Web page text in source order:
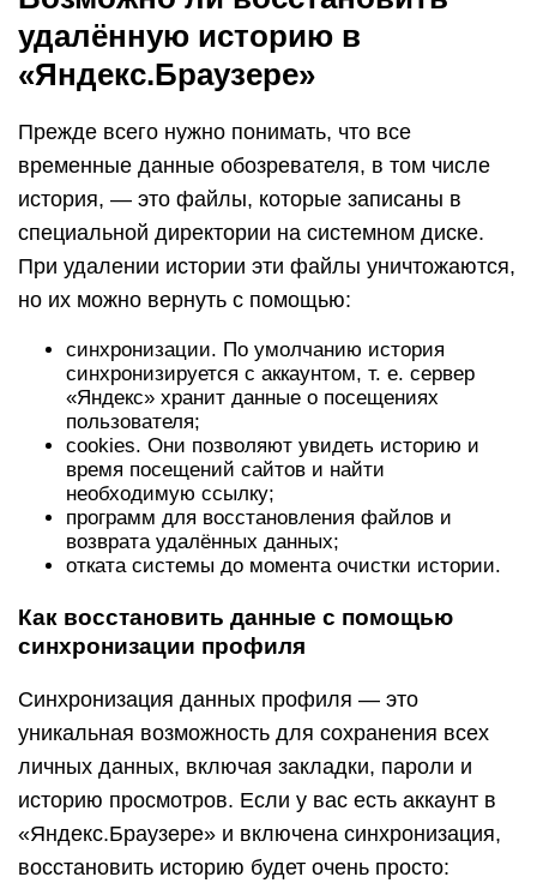
удалённую историю в
«Яндекс.Браузере»
Прежде всего нужно понимать, что все
временные данные обозревателя, в том числе
история, — это файлы, которые записаны в
специальной директории на системном диске.
При удалении истории эти файлы уничтожаются,
но их можно вернуть с помощью:
синхронизации. По умолчанию история
синхронизируется с аккаунтом, т. е. сервер
«Яндекс» хранит данные о посещениях
пользователя;
cookies. Они позволяют увидеть историю и
время посещений сайтов и найти
необходимую ссылку;
программ для восстановления файлов и
возврата удалённых данных;
отката системы до момента очистки истории.
Как восстановить данные с помощью
синхронизации профиля
Синхронизация данных профиля — это
уникальная возможность для сохранения всех
личных данных, включая закладки, пароли и
историю просмотров. Если у вас есть аккаунт в
«Яндекс.Браузере» и включена синхронизация,
восстановить историю будет очень просто: